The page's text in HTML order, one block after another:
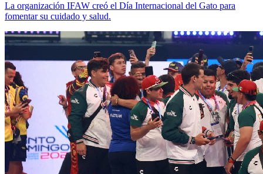
La organización IFAW creó el Día Internacional del Gato para
fomentar su cuidado y salud.